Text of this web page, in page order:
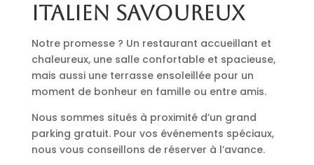
italien savoureux
Notre promesse ? Un restaurant accueillant et
chaleureux, une salle confortable et spacieuse,
mais aussi une terrasse ensoleillée pour un
moment de bonheur en famille ou entre amis.
Nous sommes situés à proximité d’un grand
parking gratuit. Pour vos événements spéciaux,
nous vous conseillons de réserver à l’avance.